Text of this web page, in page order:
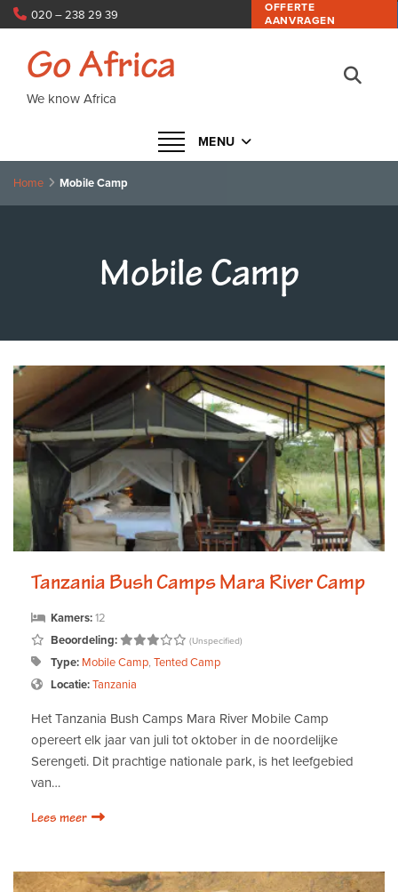
OFFERTE
AANVRAGEN
020 – 238 29 39
Navigatie in- of uitklappen
MENU
Go Africa
We know Africa
Home Mobile Camp
Mobile Camp
Tanzania Bush Camps Mara River Camp
Kamers:12
Beoordeling:
(Unspecified)
Type: Mobile Camp, Tented Camp
Locatie:Tanzania
Het Tanzania Bush Camps Mara River Mobile Camp
opereert elk jaar van juli tot oktober in de noordelijke
Serengeti. Dit prachtige nationale park, is het leefgebied
van…
Lees meer